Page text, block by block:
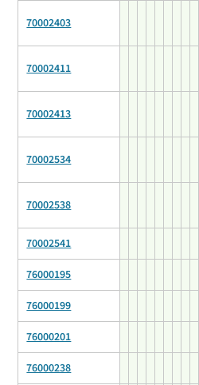
70002403
70002411
70002413
70002534
70002538
70002541
76000195
76000199
76000201
76000238